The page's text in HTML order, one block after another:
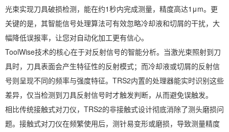
光束实现刀具破损检测，能在约1秒内完成测量，精度高达1μm。更
关键的是，其智能信号处理算法可有效忽略冷却液和切屑的干扰，大
幅降低误报率，让您对自动化加工更有信心。
ToolWise技术的核心在于对反射信号的智能分析。当激光束照射到刀
具时，刀具表面会产生特征性的反射模式；而冷却液或切屑的反射信
号则呈现不同的频率与强度特征。TRS2内置的处理器能实时识别这些
差异，仅当检测到刀具反射信号时才触发判断，从而避免误触发。
相比传统接触式对刀仪，TRS2的非接触式设计彻底消除了测头磨损问
题。接触式对刀仪在频繁使用后，测针易变形或磨损，导致测量精度